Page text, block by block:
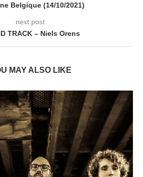
Belgique (14/10/2021)
next post
TRACK – Niels Orens
MAY ALSO LIKE